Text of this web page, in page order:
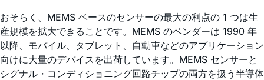
おそらく、MEMS ベースのセンサーの最大の利点の 1 つは生
産規模を拡大できることです。MEMS のベンダーは 1990 年
以降、モバイル、タブレット、自動車などのアプリケーション
向けに大量のデバイスを出荷しています。MEMS センサーと
シグナル・コンディショニング回路チップの両方を扱う半導体